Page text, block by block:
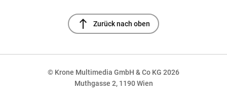
north Zurück nach oben
© Krone Multimedia GmbH & Co KG 2026
Muthgasse 2, 1190 Wien